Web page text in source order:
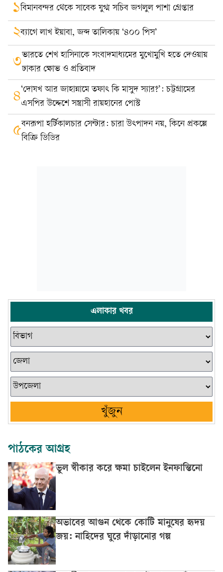
১বিমানবন্দর থেকে সাবেক যুগ্ম সচিব জগলুল পাশা গ্রেপ্তার
২ব্যাগে লাখ ইয়াবা, জব্দ তালিকায় ‘৪০০ পিস’
৩ভারতে শেখ হাসিনাকে সংবাদমাধ্যমের মুখোমুখি হতে দেওয়ায়
ঢাকার ক্ষোভ ও প্রতিবাদ
৪‘দোযখ আর জাহান্নামে তফাৎ কি মাসুদ স্যার?’: চট্টগ্রামের
এসপির উদ্দেশে সন্ত্রাসী রায়হানের পোস্ট
৫বনরূপা হর্টিকালচার সেন্টার: চারা উৎপাদন নয়, কিনে প্রকল্পে
বিক্রি ডিডির
এলাকার খবর
খুঁজুন
পাঠকের আগ্রহ
ভুল স্বীকার করে ক্ষমা চাইলেন ইনফান্তিনো
অভাবের আগুন থেকে কোটি মানুষের হৃদয়
জয়: নাহিদের ঘুরে দাঁড়ানোর গল্প